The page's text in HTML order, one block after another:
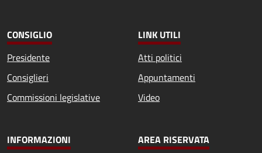
CONSIGLIO
Presidente
Consiglieri
Commissioni legislative
LINK UTILI
Atti politici
Appuntamenti
Video
INFORMAZIONI
AREA RISERVATA